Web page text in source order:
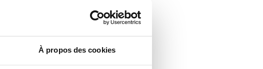
À propos des cookies